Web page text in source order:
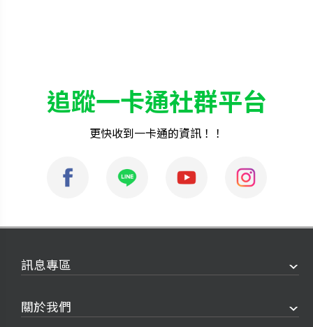
追蹤一卡通社群平台
更快收到一卡通的資訊！！
訊息專區
關於我們